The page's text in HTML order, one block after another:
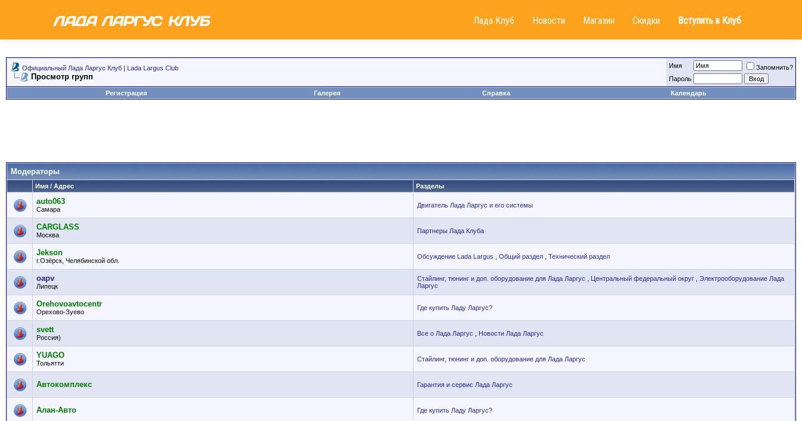
Лада Клуб Новости Магазин Скидки Вступить в Клуб
Официальный Лада Ларгус Клуб | Lada Largus Club
Просмотр групп
Имя
Запомнить?
Пароль
Регистрация
Галерея Справка Календарь
Модераторы
Имя / Адрес Разделы
auto063
Самара
Двигатель Лада Ларгус и его системы
CARGLASS
Москва
Партнеры Лада Клуба
Jekson
г.Озёрск, Челябинской обл.
Обсуждение Lada Largus Общий раздел Технический раздел
oapv
Липецк
Стайлинг, тюнинг и доп. оборудование для Лада Ларгус Центральный федеральный округ
Электрооборудование Лада
Ларгус
Orehovoavtocentr
Орехово-Зуево
Где купить Ладу Ларгус?
svett
Россия)
Все о Лада Ларгус Новости Лада Ларгус
YUAGO
Тольятти
Стайлинг, тюнинг и доп. оборудование для Лада Ларгус
Автокомплекс Гарантия и сервис Лада Ларгус
Алан-Авто Где купить Ладу Ларгус?